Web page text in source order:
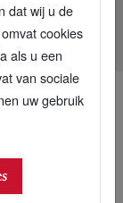
dat wij u de
cookies
als u een
van sociale
uw gebruik